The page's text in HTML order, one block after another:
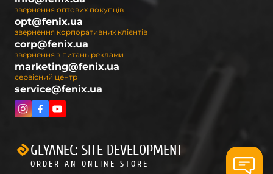
звернення оптових покупців
opt@fenix.ua
звернення корпоративних клієнтів
corp@fenix.ua
звернення з питань реклами
marketing@fenix.ua
сервісний центр
service@fenix.ua
GLYANEC: SITE DEVELOPMENT
ORDER AN ONLINE STORE